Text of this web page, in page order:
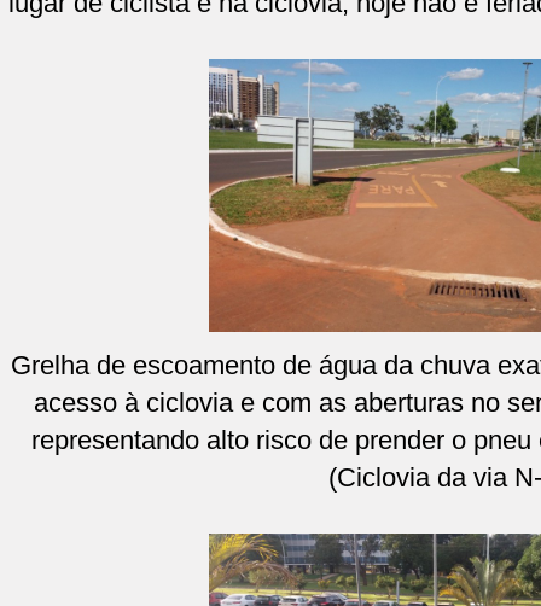
Grelha de escoamento de água da chuva
acesso à ciclovia e com as aberturas no
representando alto risco de prender o
(Ciclovia da via